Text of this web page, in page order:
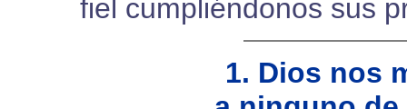
fiel cumpliéndonos sus
1. Dios nos